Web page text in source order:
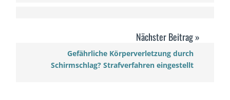
Gefährliche Körperverletzung durch
Schirmschlag? Strafverfahren eingestellt